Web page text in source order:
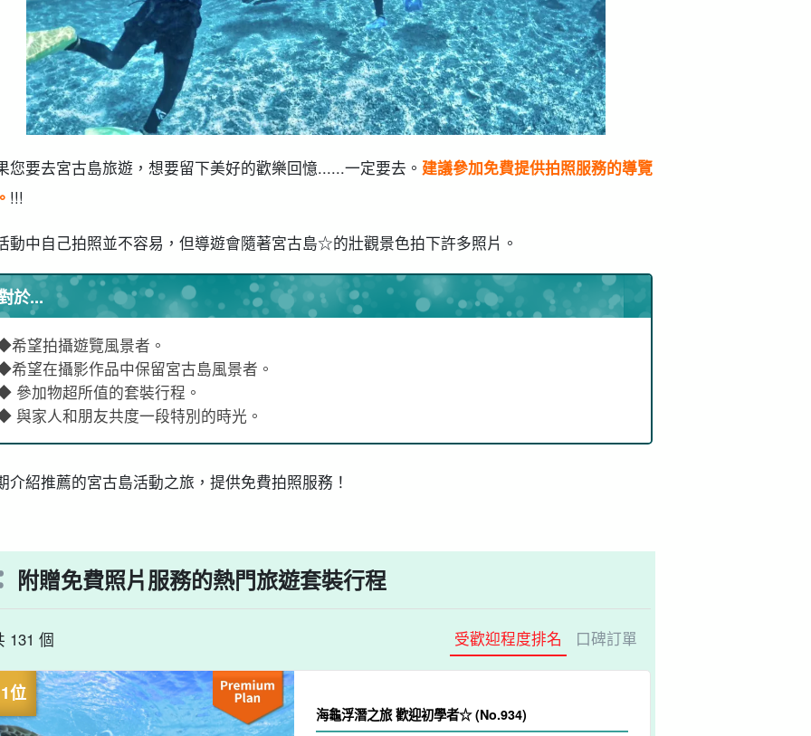
您要去宮古島旅遊，想要留下美好的歡樂回憶......一定要去。 建議參加免費提供拍照服務的導覽
!!!
動中自己拍照並不容易，但導遊會隨著宮古島☆的壯觀景色拍下許多照片。
於...
希望拍攝遊覽風景者。
希望在攝影作品中保留宮古島風景者。
參加物超所值的套裝行程。
與家人和朋友共度一段特別的時光。
介紹推薦的宮古島活動之旅，提供免費拍照服務！
附贈免費照片服務的熱門旅遊套裝行程
131 個 受歡迎程度排名 口碑訂單
海龜浮潛之旅 歡迎初學者☆ (No.934)